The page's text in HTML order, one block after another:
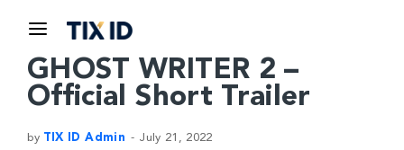
GHOST WRITER 2 –
Official Short Trailer
by TIX ID Admin July 21, 2022